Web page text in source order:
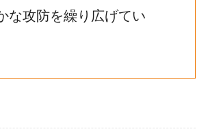
な攻防を繰り広げてい